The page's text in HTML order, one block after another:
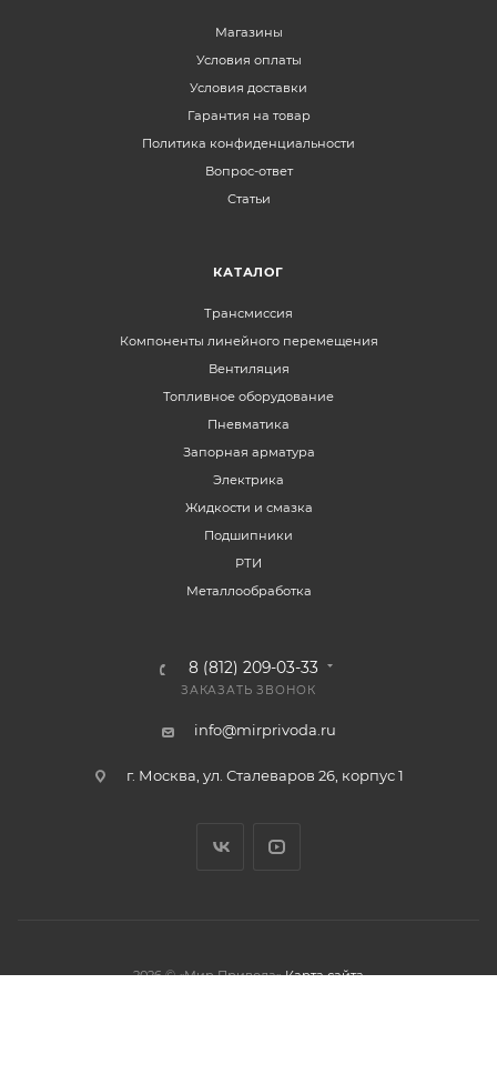
Магазины
Условия оплаты
Условия доставки
Гарантия на товар
Политика конфиденциальности
Вопрос-ответ
Статьи
КАТАЛОГ
Трансмиссия
Компоненты линейного перемещения
Вентиляция
Топливное оборудование
Пневматика
Запорная арматура
Электрика
Жидкости и смазка
Подшипники
РТИ
Металлообработка
8 (812) 209-03-33
ЗАКАЗАТЬ ЗВОНОК
info@mirprivoda.ru
г. Москва, ул. Сталеваров 26, корпус 1
2026 © «Мир Привода» Карта сайта